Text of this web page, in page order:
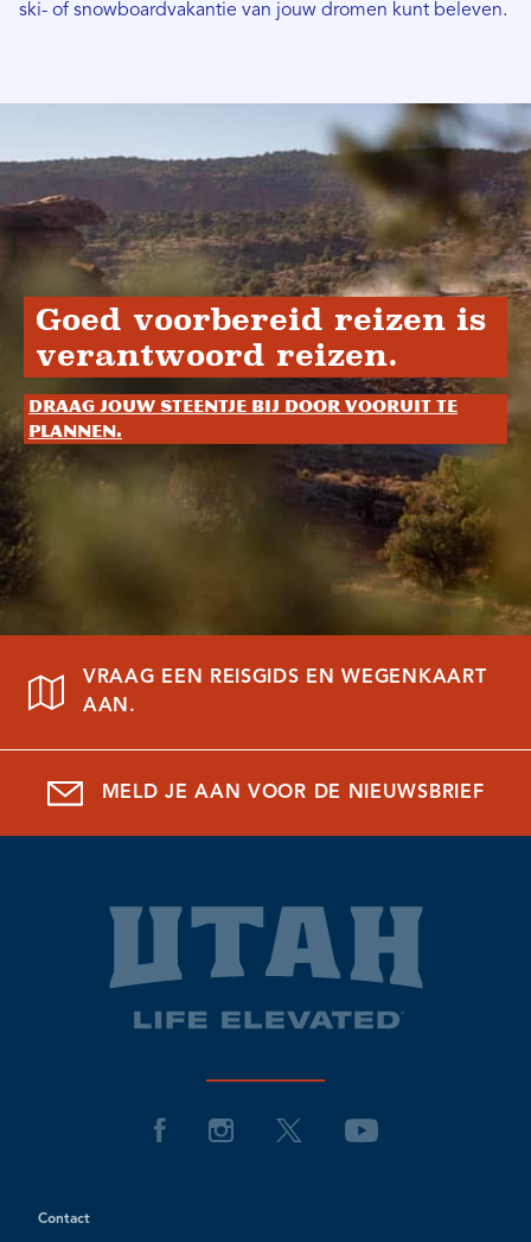
ski- of snowboardvakantie van jouw dromen kunt beleven.
Goed voorbereid reizen is
verantwoord reizen.
Draag jouw steentje bij door vooruit te
plannen.
VRAAG EEN REISGIDS EN WEGENKAART
AAN.
MELD JE AAN VOOR DE NIEUWSBRIEF
Contact